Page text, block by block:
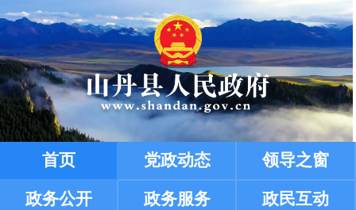
首页 党政动态 领导之窗
政务公开 政务服务 政民互动